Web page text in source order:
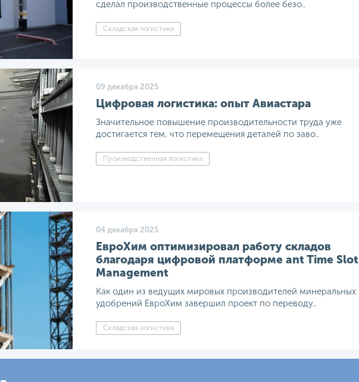
сделал производственные процессы более безо..
Складская логистика
09 декабря 2025
Цифровая логистика: опыт Авиастара
Значительное повышение производительности труда уже
достигается тем, что перемещения деталей по заво..
Производственная логистика
04 декабря 2025
ЕвроХим оптимизировал работу складов
благодаря цифровой платформе ant Time Slot
Management
Как один из ведущих мировых производителей минеральных
удобрений ЕвроХим завершил проект по переводу..
Складская логистика